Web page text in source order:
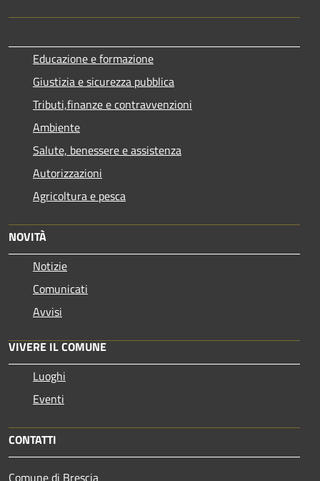
Educazione e formazione
Giustizia e sicurezza pubblica
Tributi,finanze e contravvenzioni
Ambiente
Salute, benessere e assistenza
Autorizzazioni
Agricoltura e pesca
NOVITÀ
Notizie
Comunicati
Avvisi
VIVERE IL COMUNE
Luoghi
Eventi
CONTATTI
Comune di Brescia